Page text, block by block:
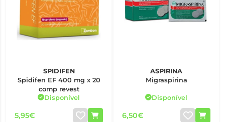
SPIDIFEN
Spidifen EF 400 mg x 20
comp revest
Disponível
5,95€
ASPIRINA
Migraspirina
Disponível
6,50€